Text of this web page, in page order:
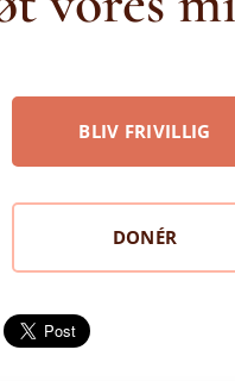
BLIV FRIVILLIG
DONÉR